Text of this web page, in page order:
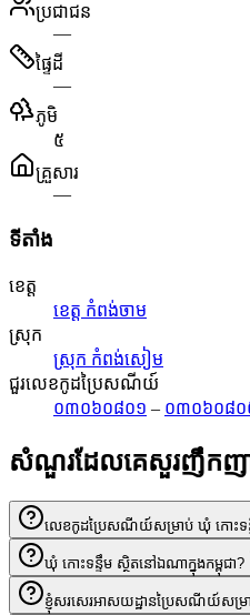
ប្រជាជន
—
ផ្ទៃដី
—
ភូមិ
៥
គ្រួសារ
—
ទីតាំង
ខេត្ត
ខេត្ត កំពង់ចាម
ស្រុក
ស្រុក កំពង់សៀម
ជួរលេខកូដប្រៃសណីយ៍
០៣០៦០៨០១ – ០៣០៦០៨០
សំណួរដែលគេសួរញឹកញ
លេខកូដប្រៃសណីយ៍សម្រាប់ ឃុំ កោះទន្ទឹ
ឃុំ កោះទន្ទឹម ស្ថិតនៅឯណាក្នុងកម្ពុជា?
ខ្ញុំសរសេរអាសយដ្ឋានប្រៃសណីយ៍សម្រា